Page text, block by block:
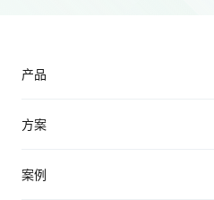
产品
营销获客
方案
智能电销方案
案例